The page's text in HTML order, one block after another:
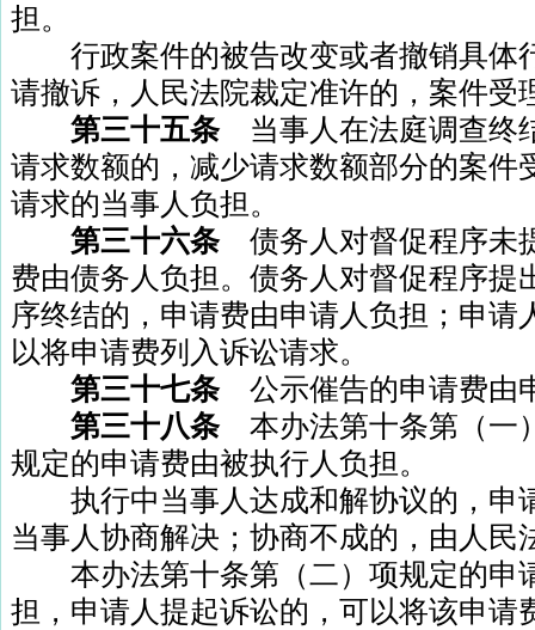
担。
行政案件的被告改变或者撤销具体
请撤诉，人民法院裁定准许的，案件受
第三十五条 当事人在法庭调查终
请求数额的，减少请求数额部分的案件
请求的当事人负担。
第三十六条债务人对督促程序未
费由债务人负担。债务人对督促程序提
序终结的，申请费由申请人负担；申请
以将申请费列入诉讼请求。
第三十七条公示催告的申请费由
第三十八条本办法第十条第（一
规定的申请费由被执行人负担。
执行中当事人达成和解协议的，申
当事人协商解决；协商不成的，由人民
本办法第十条第（二）项规定的申
担，申请人提起诉讼的，可以将该申请